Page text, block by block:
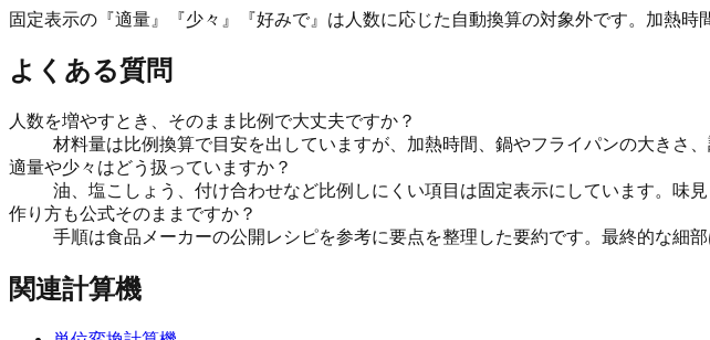
固定表示の『適量』『少々』『好みで』は人数に応じた自動換算の対象外です。加熱
よくある質問
人数を増やすとき、そのまま比例で大丈夫ですか？
材料量は比例換算で目安を出していますが、加熱時間、鍋やフライパンの大きさ
適量や少々はどう扱っていますか？
油、塩こしょう、付け合わせなど比例しにくい項目は固定表示にしています。味見
作り方も公式そのままですか？
手順は食品メーカーの公開レシピを参考に要点を整理した要約です。最終的な細
関連計算機